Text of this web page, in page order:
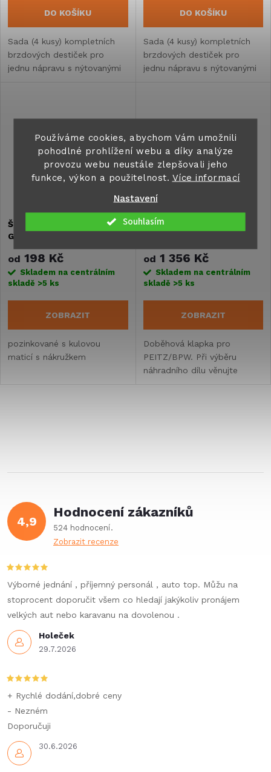
Používáme cookies, abychom Vám umožnili
pohodlné prohlížení webu a díky analýze
provozu webu neustále zlepšovali jeho
funkce, výkon a použitelnost. Více informací
Nastavení
Souhlasím
DO KOŠÍKU
Sada (4 kusy) kompletních
brzdových destiček pro
jednu nápravu s nýtovanými
DO KOŠÍKU
Sada (4 kusy) kompletních
brzdových destiček pro
jednu nápravu s nýtovanými
Šrouby kol M12 x 1,5 x 25
GWL Niko pro typ Hahn
od 198 Kč
Skladem na centrálním
skladě >5 ks
ZOBRAZIT
pozinkované s kulovou
maticí s nákružkem
Tlumič nárazů pro
od 1 356 Kč
Skladem na centrálním
skladě >5 ks
ZOBRAZIT
Doběhová klapka pro
PEITZ/BPW. Při výběru
náhradního dílu věnujte
l
d
a
c
í
p
r
k
y
v
ý
4,9
Hodnocení zákazníků
524 hodnocení
Zobrazit recenze
Holeček
29.7.2026
Výborné jednání , příjemný personál , auto top. Můžu na
stoprocent doporučit všem co hledají jakýkoliv pronájem
velkých aut nebo karavanu na dovolenou .
30.6.2026
+ Rychlé dodání,dobré ceny
- Nezném
Doporučuji